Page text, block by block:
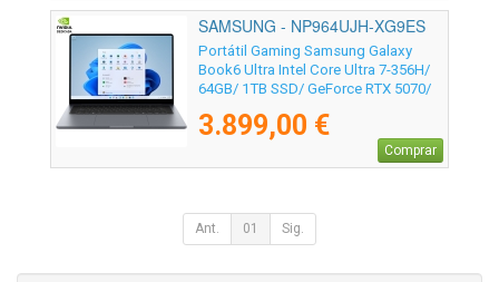
SAMSUNG - NP964UJH-XG9ES
Portátil Gaming Samsung Galaxy
Book6 Ultra Intel Core Ultra 7-356H/
64GB/ 1TB SSD/ GeForce RTX 5070/
3.899,00 €
Comprar
Ant. 01 Sig.